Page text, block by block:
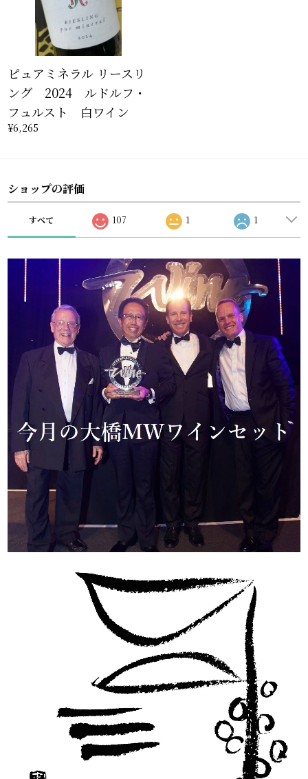
ピュアミネラル リースリ
ング 2024 ルドルフ・
フュルスト 白ワイン
¥6,265
ショップの評価
すべて 107 1 1